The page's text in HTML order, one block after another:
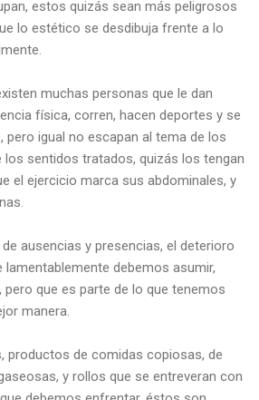
estos quizás sean más peligrosos
lo estético se desdibuja frente a lo
muchas personas que le dan
física, corren, hacen deportes y se
pero igual no escapan al tema de los
los sentidos tratados, quizás los tengan
el ejercicio marca sus abdominales, y
ausencias y presencias, el deterioro
lamentablemente debemos asumir,
pero que es parte de lo que tenemos
manera.
productos de comidas copiosas, de
y rollos que se entreveran con